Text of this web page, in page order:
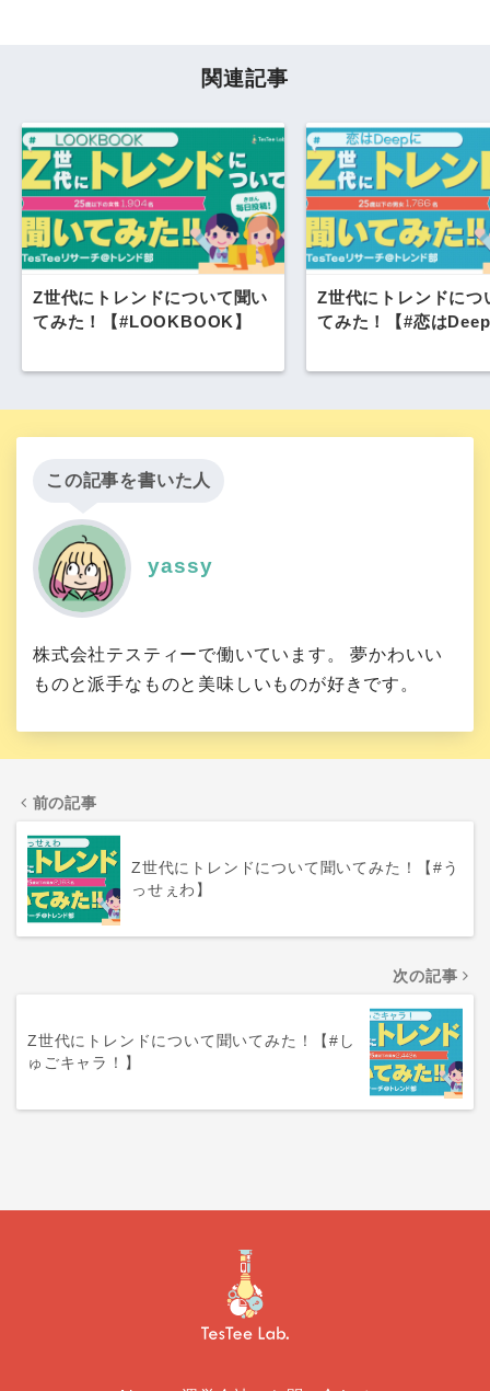
関連記事
Z世代にトレンドについて聞い
てみた！【#LOOKBOOK】
Z世代にトレンドにつ
てみた！【#恋は
この記事を書いた人
yassy
株式会社テスティーで働いています。 夢かわいい
ものと派手なものと美味しいものが好きです。
前の記事
Z世代にトレンドについて聞いてみた！【#う
っせぇわ】
次の記事
Z世代にトレンドについて聞いてみた！【#し
ゅごキャラ！】